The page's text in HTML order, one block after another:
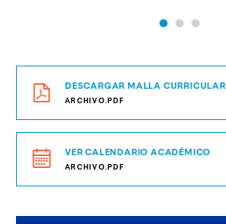
DESCARGAR MALLA CURRICULAR
ARCHIVO.PDF
VER CALENDARIO ACADÉMICO
ARCHIVO.PDF